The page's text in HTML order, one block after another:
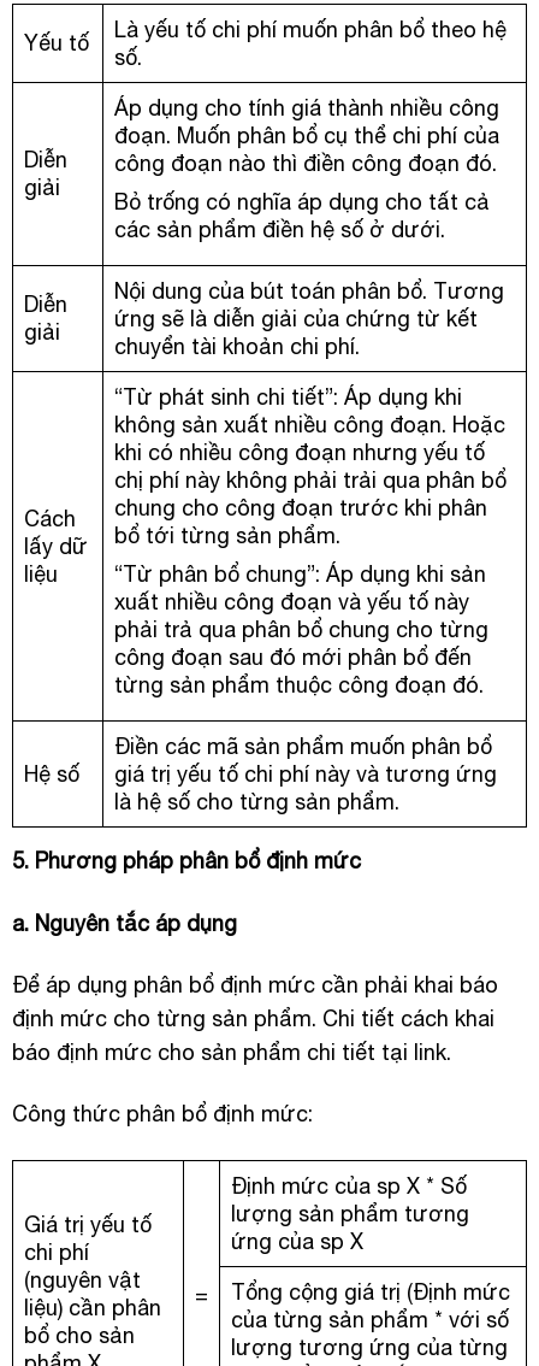
Yếu tố
Là yếu tố chi phí muốn phân bổ theo hệ
số.
Diễn
giải
Áp dụng cho tính giá thành nhiều công
đoạn. Muốn phân bổ cụ thể chi phí của
công đoạn nào thì điền công đoạn đó.
Bỏ trống có nghĩa áp dụng cho tất cả
các sản phẩm điền hệ số ở dưới.
Diễn
giải
Nội dung của bút toán phân bổ. Tương
ứng sẽ là diễn giải của chứng từ kết
chuyển tài khoản chi phí.
Cách
lấy dữ
liệu
“Từ phát sinh chi tiết”: Áp dụng khi
không sản xuất nhiều công đoạn. Hoặc
khi có nhiều công đoạn nhưng yếu tố
chị phí này không phải trải qua phân bổ
chung cho công đoạn trước khi phân
bổ tới từng sản phẩm.
“Từ phân bổ chung”: Áp dụng khi sản
xuất nhiều công đoạn và yếu tố này
phải trả qua phân bổ chung cho từng
công đoạn sau đó mới phân bổ đến
từng sản phẩm thuộc công đoạn đó.
Hệ số
Điền các mã sản phẩm muốn phân bổ
giá trị yếu tố chi phí này và tương ứng
là hệ số cho từng sản phẩm.
5. Phương pháp phân bổ định mức
a. Nguyên tắc áp dụng
Để áp dụng phân bổ định mức cần phải khai báo
định mức cho từng sản phẩm. Chi tiết cách khai
báo định mức cho sản phẩm chi tiết tại link.
Công thức phân bổ định mức:
Giá trị yếu tố
chi phí
(nguyên vật
liệu) cần phân
bổ cho sản
=
Định mức của sp X * Số
lượng sản phẩm tương
ứng của sp X
Tổng cộng giá trị (Định mức
của từng sản phẩm * với số
lượng tương ứng của từng